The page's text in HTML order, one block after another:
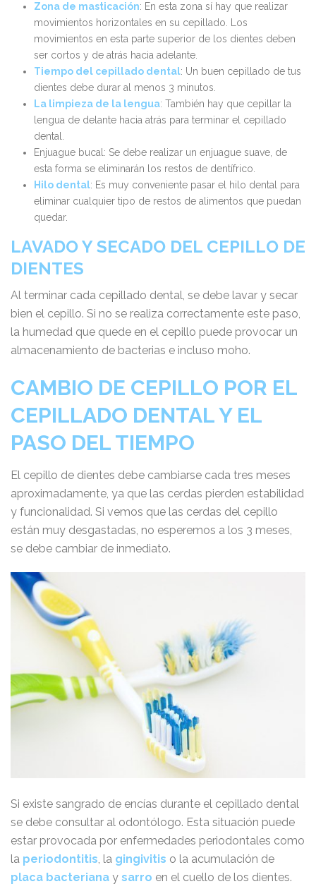
Zona de masticación: En esta zona sí hay que realizar
movimientos horizontales en su cepillado. Los
movimientos en esta parte superior de los dientes deben
ser cortos y de atrás hacia adelante.
Tiempo del cepillado dental: Un buen cepillado de tus
dientes debe durar al menos 3 minutos.
La limpieza de la lengua: También hay que cepillar la
lengua de delante hacia atrás para terminar el cepillado
dental.
Enjuague bucal: Se debe realizar un enjuague suave, de
esta forma se eliminarán los restos de dentífrico.
Hilo dental: Es muy conveniente pasar el hilo dental para
eliminar cualquier tipo de restos de alimentos que puedan
quedar.
LAVADO Y SECADO DEL CEPILLO DE
DIENTES
Al terminar cada cepillado dental, se debe lavar y secar
bien el cepillo. Si no se realiza correctamente este paso,
la humedad que quede en el cepillo puede provocar un
almacenamiento de bacterias e incluso moho.
CAMBIO DE CEPILLO POR EL
CEPILLADO DENTAL Y EL
PASO DEL TIEMPO
El cepillo de dientes debe cambiarse cada tres meses
aproximadamente, ya que las cerdas pierden estabilidad
y funcionalidad. Si vemos que las cerdas del cepillo
están muy desgastadas, no esperemos a los 3 meses,
se debe cambiar de inmediato.
Si existe sangrado de encías durante el cepillado dental
se debe consultar al odontólogo. Esta situación puede
estar provocada por enfermedades periodontales como
la periodontitis, la gingivitis o la acumulación de
placa bacteriana y sarro en el cuello de los dientes.